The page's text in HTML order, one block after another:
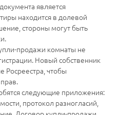
является
находится в долевой
стороны могут быть
продажи комнаты не
Новый собственник
Росреестра, чтобы
следующие приложения:
протокол разногласий,